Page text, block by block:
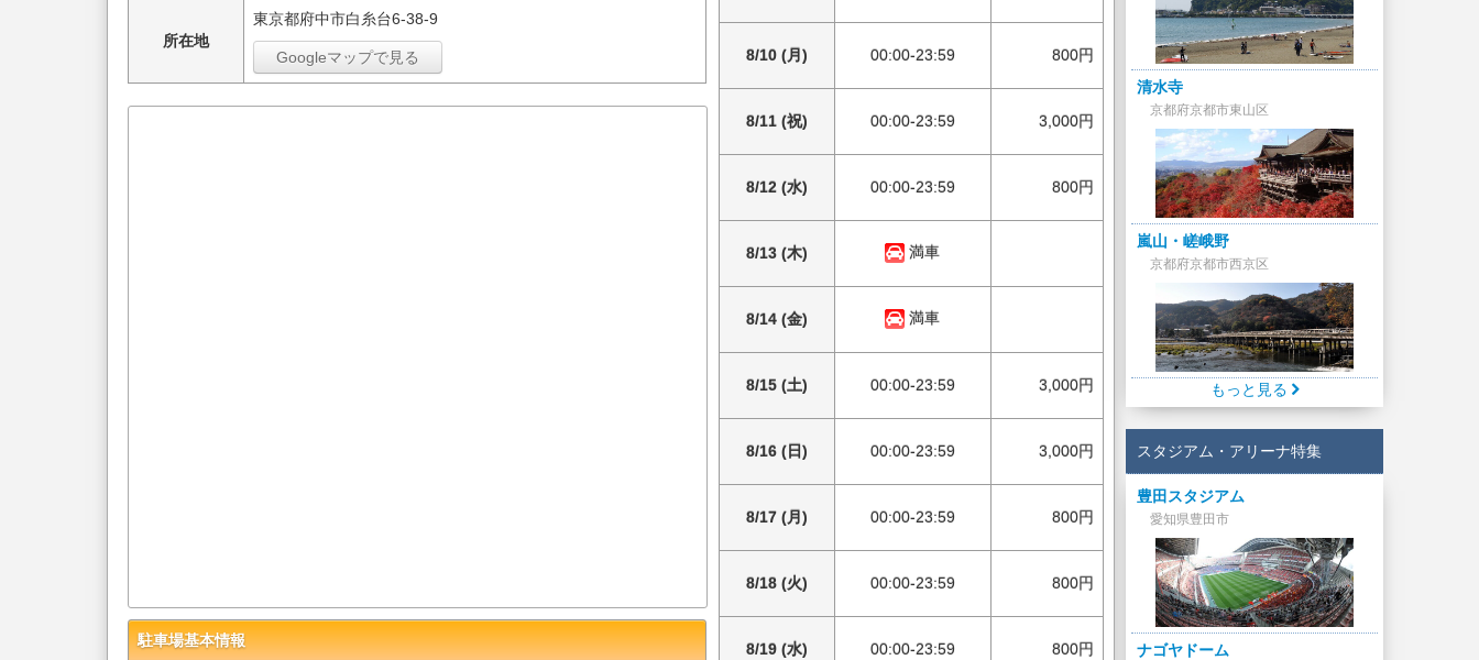
所在地
東京都府中市白糸台6-38-9
Googleマップで見る
駐車場基本情報
8/10 (月) 00:00-23:59 800円
8/11 (祝) 00:00-23:59 3,000円
8/12 (水) 00:00-23:59 800円
8/13 (木) 満車
8/14 (金) 満車
8/15 (土) 00:00-23:59 3,000円
8/16 (日) 00:00-23:59 3,000円
8/17 (月) 00:00-23:59 800円
8/18 (火) 00:00-23:59 800円
8/19 (水) 00:00-23:59 800円
清水寺
京都府京都市東山区
嵐山・嵯峨野
京都府京都市西京区
もっと見る
スタジアム・アリーナ特集
豊田スタジアム
愛知県豊田市
ナゴヤドーム